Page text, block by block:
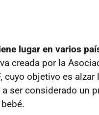
lugar en varios
creada por la
cuyo objetivo es alzar
ser considerado un